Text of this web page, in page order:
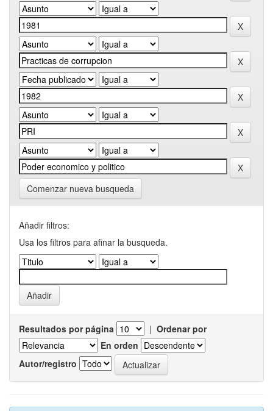
Comenzar nueva busqueda
Añadir filtros:
Usa los filtros para afinar la busqueda.
Resultados por página | Ordenar por
En orden
Autor/registro